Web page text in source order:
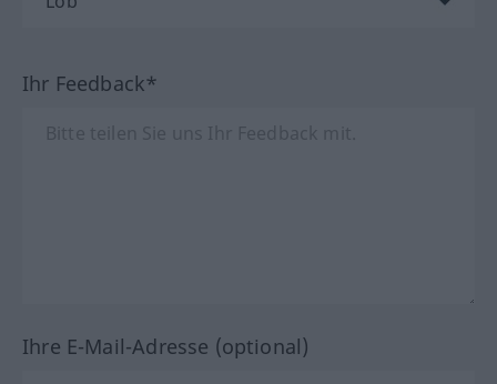
Ihr Feedback*
Ihre E-Mail-Adresse (optional)